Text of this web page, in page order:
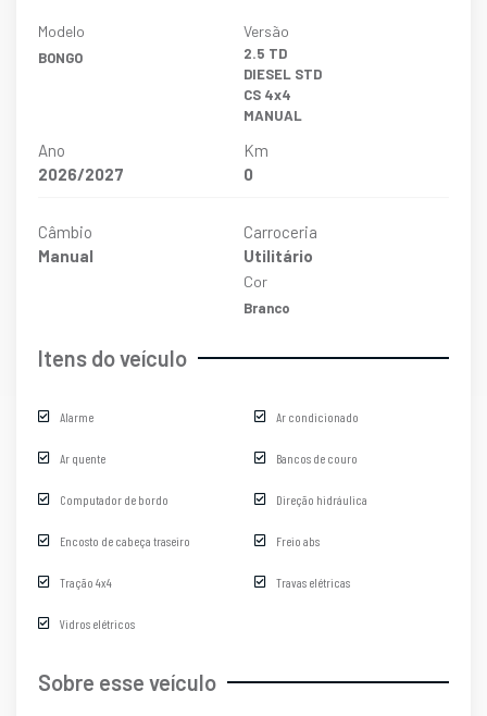
Modelo
BONGO
Versão
2.5 TD
DIESEL STD
CS 4x4
MANUAL
Ano
2026/2027
Km
0
Câmbio
Manual
Carroceria
Utilitário
Cor
Branco
Itens do veículo
Alarme Ar condicionado
Ar quente Bancos de couro
Computador de bordo Direção hidráulica
Encosto de cabeça traseiro Freio abs
Tração 4x4 Travas elétricas
Vidros elétricos
Sobre esse veículo